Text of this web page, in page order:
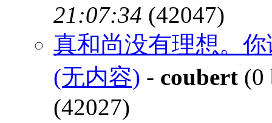
21:07:34 (42047)
真和尚没有理想。
(无内容) - coubert (0
(42027)